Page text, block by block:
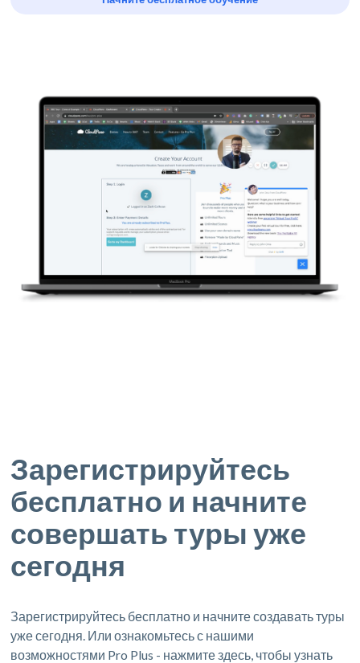
Зарегистрируйтесь
бесплатно и начните
совершать туры уже
сегодня
Зарегистрируйтесь бесплатно и начните создавать туры
уже сегодня. Или ознакомьтесь с нашими
возможностями Pro Plus - нажмите здесь, чтобы узнать